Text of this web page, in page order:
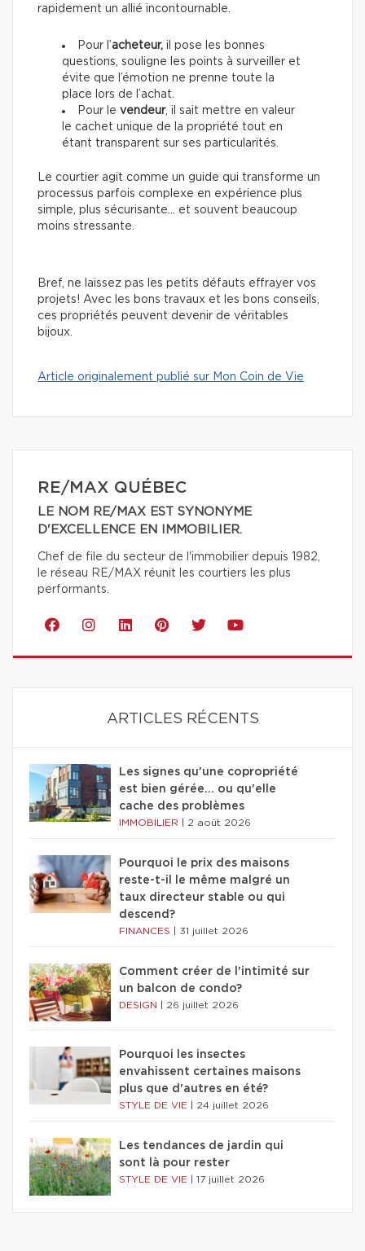
rapidement un allié incontournable.
Pour l’acheteur, il pose les bonnes
questions, souligne les points à surveiller et
évite que l’émotion ne prenne toute la
place lors de l’achat.
Pour le vendeur, il sait mettre en valeur
le cachet unique de la propriété tout en
étant transparent sur ses particularités.
Le courtier agit comme un guide qui transforme un
processus parfois complexe en expérience plus
simple, plus sécurisante… et souvent beaucoup
moins stressante.
Bref, ne laissez pas les petits défauts effrayer vos
projets! Avec les bons travaux et les bons conseils,
ces propriétés peuvent devenir de véritables
bijoux.
Article originalement publié sur Mon Coin de Vie
RE/MAX QUÉBEC
LE NOM RE/MAX EST SYNONYME
D'EXCELLENCE EN IMMOBILIER.
Chef de file du secteur de l'immobilier depuis 1982,
le réseau RE/MAX réunit les courtiers les plus
performants.
ARTICLES RÉCENTS
Les signes qu'une copropriété
est bien gérée… ou qu'elle
cache des problèmes
IMMOBILIER 2 août 2026
Pourquoi le prix des maisons
reste-t-il le même malgré un
taux directeur stable ou qui
descend?
FINANCES 31 juillet 2026
Comment créer de l'intimité sur
un balcon de condo?
DESIGN 26 juillet 2026
Pourquoi les insectes
envahissent certaines maisons
plus que d'autres en été?
STYLE DE VIE 24 juillet 2026
Les tendances de jardin qui
sont là pour rester
STYLE DE VIE 17 juillet 2026